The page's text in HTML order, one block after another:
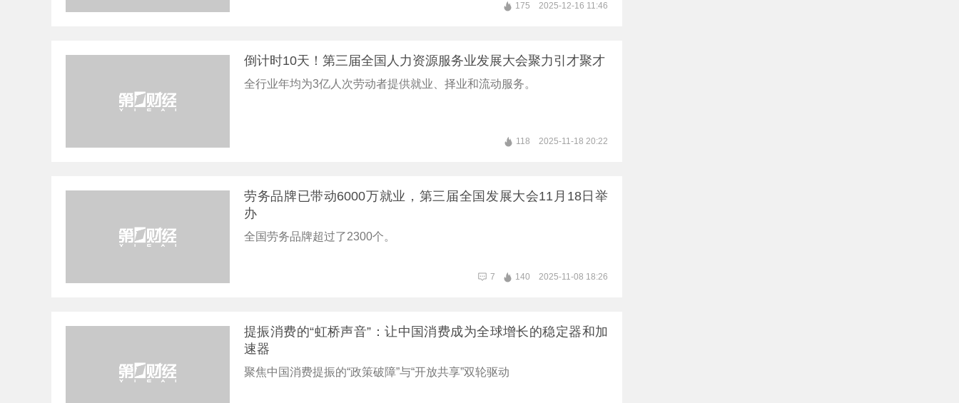
175 2025-12-16 11:46
倒计时10天！第三届全国人力资源服务业发展大会聚力引才聚才
全行业年均为3亿人次劳动者提供就业、择业和流动服务。
118 2025-11-18 20:22
劳务品牌已带动6000万就业，第三届全国发展大会11月18日举
办
全国劳务品牌超过了2300个。
7 140 2025-11-08 18:26
提振消费的“虹桥声音”：让中国消费成为全球增长的稳定器和加
速器
聚焦中国消费提振的“政策破障”与“开放共享”双轮驱动